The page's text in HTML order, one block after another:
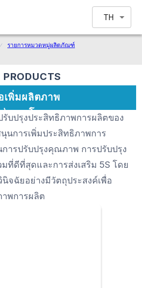
TH
รายการหมวดหมู่ผลิตภัณฑ์
PRODUCTS
เพิ่มผลิตภาพ
ของโรงงาน
บปรุงประสิทธิภาพการผลิตของ
นุนการเพิ่มประสิทธิภาพการ
ารปรับปรุงคุณภาพ การปรับปรุง
ที่ดีที่สุดและการส่งเสริม 5S โดย
นิจฉัยอย่างมีวัตถุประสงค์เพื่อ
าพการผลิต